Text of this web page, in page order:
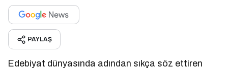
PAYLAŞ
Edebiyat dünyasında adından sıkça söz ettiren